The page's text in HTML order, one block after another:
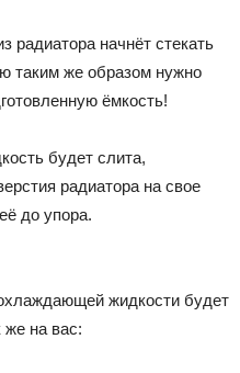
радиатора начнёт стекать
таким же образом нужно
ёмкость!
будет слита,
радиатора на свое
до упора.
жидкости будет
же на вас: